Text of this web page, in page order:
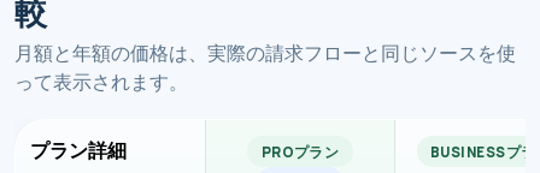
較
月額と年額の価格は、実際の請求フローと同じソースを使
って表示されます。
プラン詳細
PROプラン
BUSINESSプラ